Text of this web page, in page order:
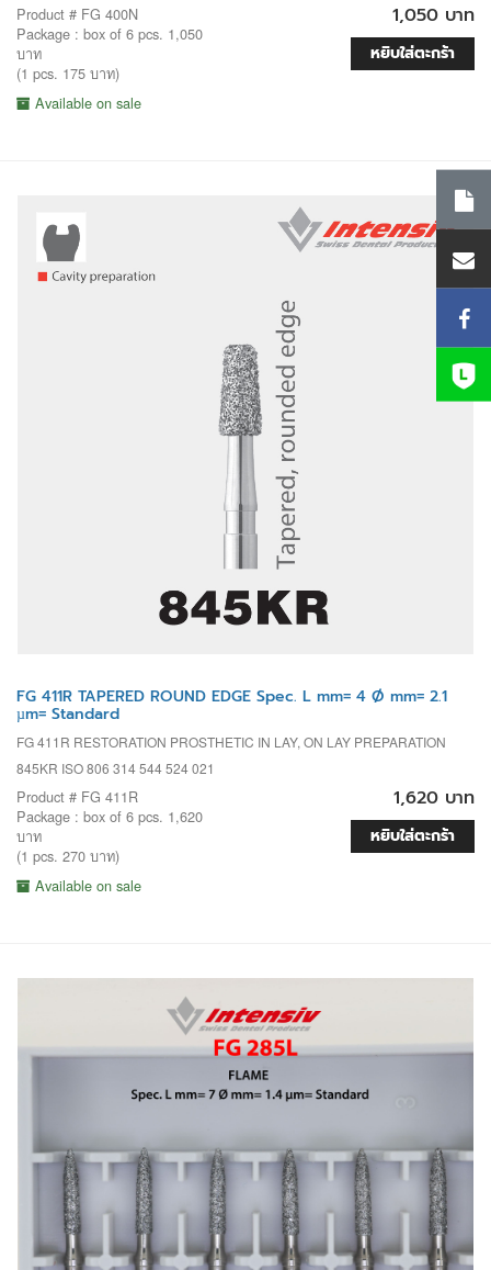
Product # FG 400N
Package : box of 6 pcs. 1,050
บาท
(1 pcs. 175 บาท)
Available on sale
1,050 บาท
หยิบใส่ตะกร้า
FG 411R TAPERED ROUND EDGE Spec. L mm= 4 Ø mm= 2.1
µm= Standard
FG 411R RESTORATION PROSTHETIC IN LAY, ON LAY PREPARATION
845KR ISO 806 314 544 524 021
Product # FG 411R
Package : box of 6 pcs. 1,620
บาท
(1 pcs. 270 บาท)
Available on sale
1,620 บาท
หยิบใส่ตะกร้า